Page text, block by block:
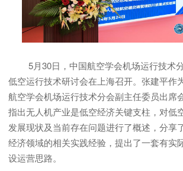
5月30日，中国航空学会机场运行技术
低空运行技术研讨会在上海召开。张建平作
航空学会机场运行技术分会副主任委员出席
指出无人机产业是低空经济关键支柱，对低
发展现状及当前存在问题进行了概述，分享
经济领域的相关实践经验，提出了一套有实
设运营思路。